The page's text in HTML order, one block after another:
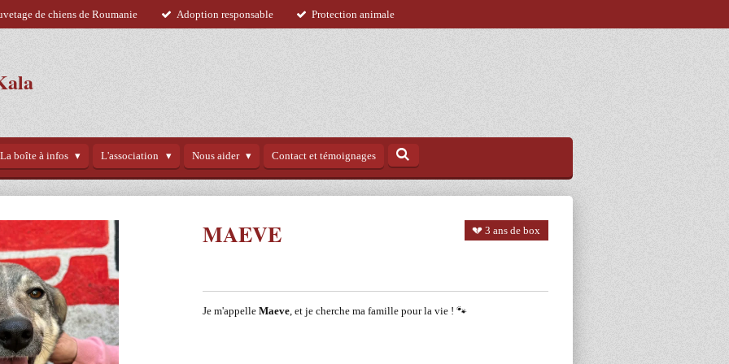
de chiens de Roumanie Adoption responsable Protection animale
La boîte à infos L'association Nous aider Contact et témoignages
MAEVE 💔 3 ans de box
Je m'appelle Maeve, et je cherche ma famille pour la vie ! 🐾